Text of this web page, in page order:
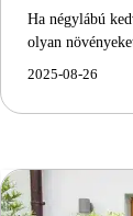
Ha négylábú
olyan
2025-08-26